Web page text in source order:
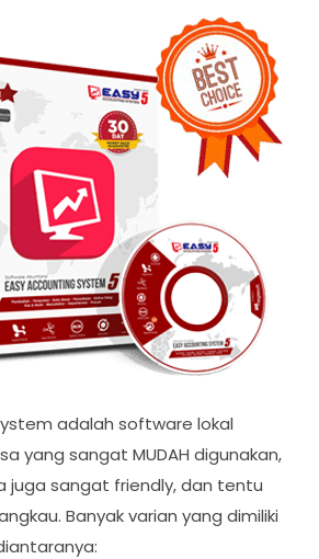
adalah software lokal
yang sangat MUDAH digunakan,
juga sangat friendly, dan tentu
Banyak varian yang dimiliki